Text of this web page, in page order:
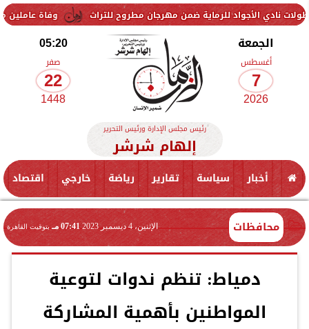
وفاة عاملين متأثرين للرماية ضمن مهرجان مطروح للتراث
الجمعة
أغسطس
7
2026
05:20
صفر
22
1448
رئيس مجلس الإدارة ورئيس التحرير
إلهام شرشر
أخبار سياسة تقارير رياضة خارجي اقتصاد
محافظات الإثنين، 4 ديسمبر 2023 07:41 مـ بتوقيت القاهرة
دمياط: تنظم ندوات لتوعية
المواطنين بأهمية المشاركة